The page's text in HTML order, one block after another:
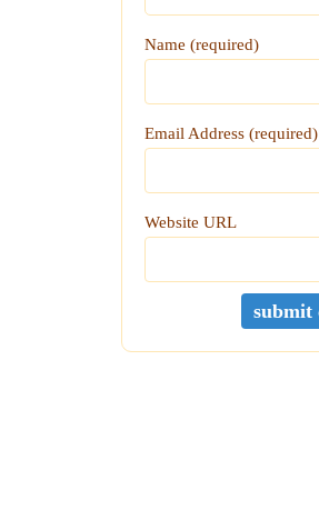
Name (required)
Email Address (required)
Website URL